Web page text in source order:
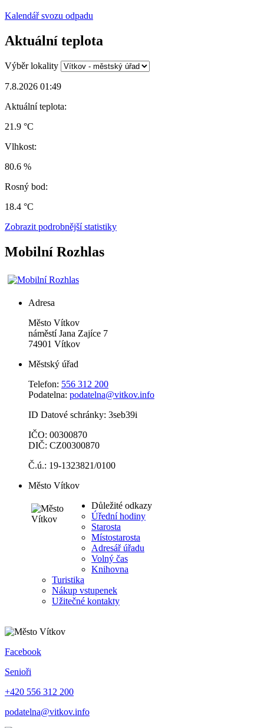
Kalendář svozu odpadu
Aktuální teplota
Výběr lokality
7.8.2026 01:49
Aktuální teplota:
21.9 °C
Vlhkost:
80.6 %
Rosný bod:
18.4 °C
Zobrazit podrobnější statistiky
Mobilní Rozhlas
Adresa
Město Vítkov
náměstí Jana Zajíce 7
74901 Vítkov
Městský úřad
Telefon: 556 312 200
Podatelna: podatelna@vitkov.info
ID Datové schránky: 3seb39i
IČO: 00300870
DIČ: CZ00300870
Č.ú.: 19-1323821/0100
Město Vítkov
Důležité odkazy
Úřední hodiny
Starosta
Místostarosta
Adresář úřadu
Volný čas
Knihovna
Turistika
Nákup vstupenek
Užitečné kontakty
Facebook
Senioři
+420 556 312 200
podatelna@vitkov.info